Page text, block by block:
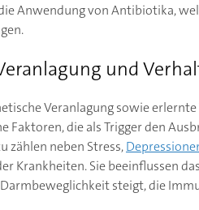
Anwendung von Antibiotika,
und
Veranlagung sowie
Faktoren, die als Trigger den
zählen neben Stress,
Krankheiten. Sie beeinflussen
steigt, die